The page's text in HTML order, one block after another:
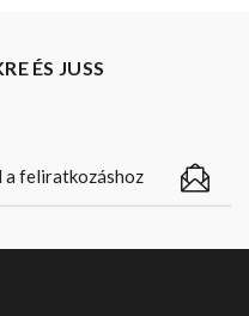
ÉS JUSS